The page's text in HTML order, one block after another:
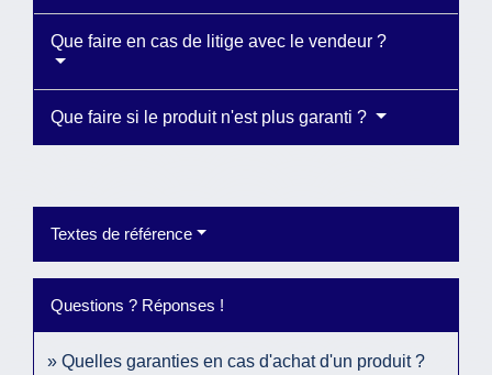
Que faire en cas de litige avec le vendeur ?
Que faire si le produit n'est plus garanti ?
Textes de référence
Questions ? Réponses !
Quelles garanties en cas d'achat d'un produit ?